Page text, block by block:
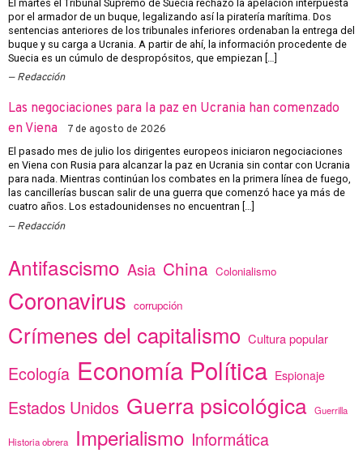
El martes el Tribunal Supremo de Suecia rechazó la apelación interpuesta
por el armador de un buque, legalizando así la piratería marítima. Dos
sentencias anteriores de los tribunales inferiores ordenaban la entrega del
buque y su carga a Ucrania. A partir de ahí, la información procedente de
Suecia es un cúmulo de despropósitos, que empiezan […]
Redacción
Las negociaciones para la paz en Ucrania han comenzado
en Viena
7 de agosto de 2026
El pasado mes de julio los dirigentes europeos iniciaron negociaciones
en Viena con Rusia para alcanzar la paz en Ucrania sin contar con Ucrania
para nada. Mientras continúan los combates en la primera línea de fuego,
las cancillerías buscan salir de una guerra que comenzó hace ya más de
cuatro años. Los estadounidenses no encuentran […]
Redacción
Antifascismo Asia China Colonialismo
Coronavirus corrupción
Crímenes del capitalismo Cultura popular
Ecología Economía Política Espionaje
Estados Unidos Guerra psicológica Guerrilla
Historia obrera Imperialismo Informática